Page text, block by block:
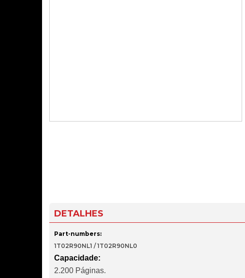
DETALHES
Part-numbers:
1T02R90NL1 / 1T02R90NL0
Capacidade:
2.200 Páginas.